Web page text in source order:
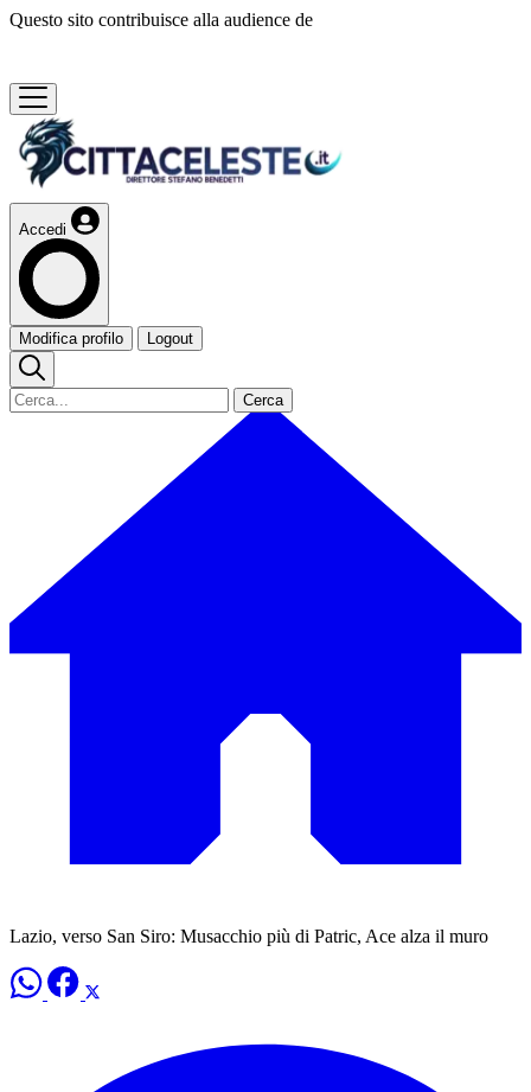
Questo sito contribuisce alla audience de
Accedi
Modifica profilo Logout
Cerca
Lazio, verso San Siro: Musacchio più di Patric, Ace alza il muro